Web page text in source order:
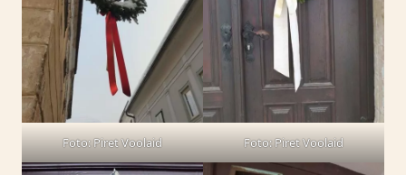
Foto: Piret Voolaid Foto: Piret Voolaid